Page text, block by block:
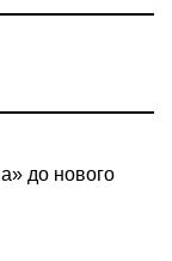
до нового